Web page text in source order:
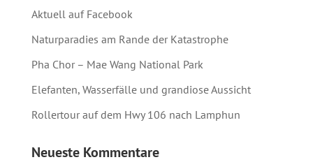
Aktuell auf Facebook
Naturparadies am Rande der Katastrophe
Pha Chor – Mae Wang National Park
Elefanten, Wasserfälle und grandiose Aussicht
Rollertour auf dem Hwy 106 nach Lamphun
Neueste Kommentare